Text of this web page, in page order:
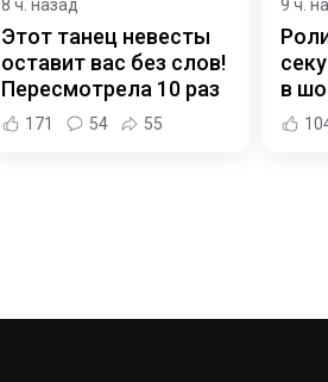
8 ч. назад
Этот танец невесты
оставит вас без слов!
Пересмотрела 10 раз
171 54 55
9 ч.
в